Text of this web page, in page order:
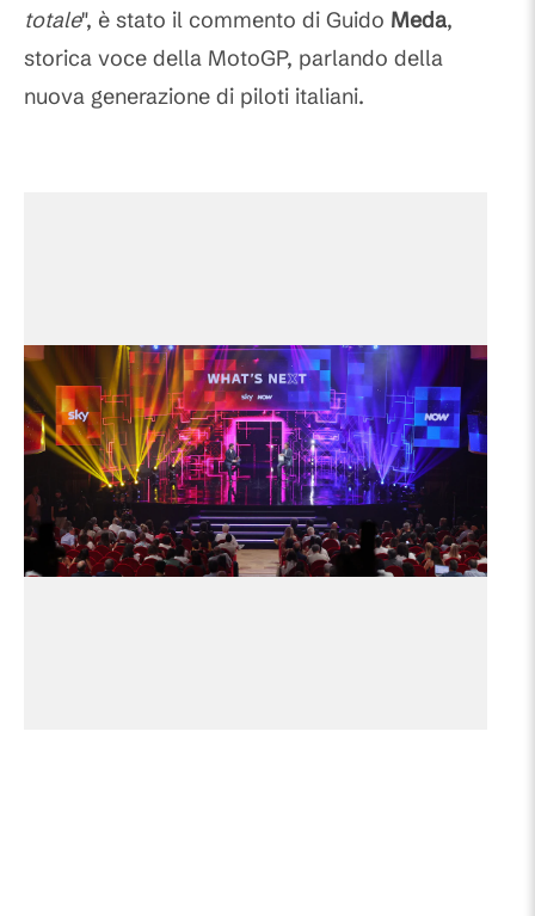
totale", è stato il commento di Guido Meda,
storica voce della MotoGP, parlando della
nuova generazione di piloti italiani.